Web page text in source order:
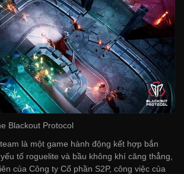
Blackout Protocol
là một game hành động kết hợp bắn
tố roguelite và bầu không khí căng thẳng,
của Công ty Cổ phần S2P, công việc của